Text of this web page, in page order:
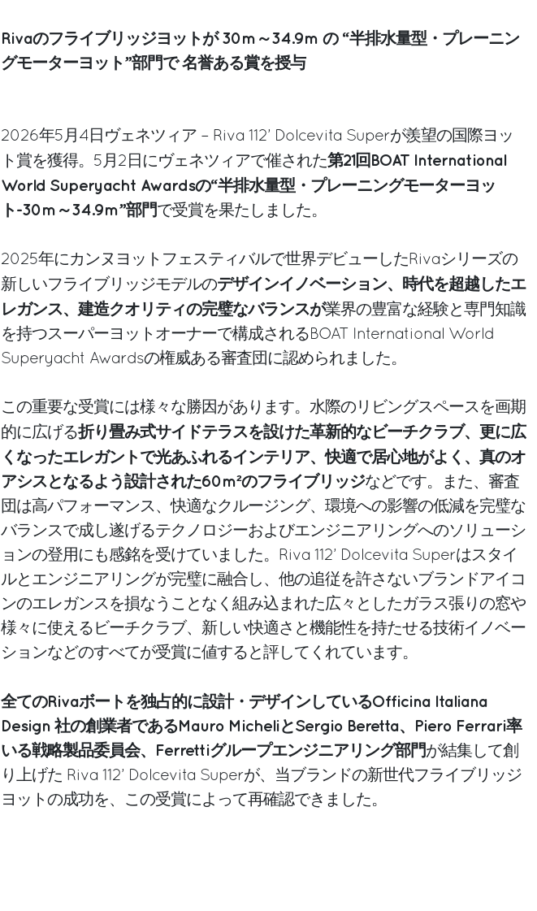
Rivaのフライブリッジヨットが 30m～34.9m の “半排水量型・プレーニン
グモーターヨット”部門で 名誉ある賞を授与
2026年5月4日ヴェネツィア – Riva 112’ Dolcevita Superが羨望の国際ヨッ
ト賞を獲得。5月2日にヴェネツィアで催された第21回BOAT International
World Superyacht Awardsの“半排水量型・プレーニングモーターヨッ
ト-30m～34.9m”部門で受賞を果たしました。
2025年にカンヌヨットフェスティバルで世界デビューしたRivaシリーズの
新しいフライブリッジモデルのデザインイノベーション、時代を超越したエ
レガンス、建造クオリティの完璧なバランスが業界の豊富な経験と専門知識
を持つスーパーヨットオーナーで構成されるBOAT International World
Superyacht Awardsの権威ある審査団に認められました。
この重要な受賞には様々な勝因があります。水際のリビングスペースを画期
的に広げる折り畳み式サイドテラスを設けた革新的なビーチクラブ、更に広
くなったエレガントで光あふれるインテリア、快適で居心地がよく、真のオ
アシスとなるよう設計された60m²のフライブリッジなどです。また、審査
団は高パフォーマンス、快適なクルージング、環境への影響の低減を完璧な
バランスで成し遂げるテクノロジーおよびエンジニアリングへのソリューシ
ョンの登用にも感銘を受けていました。Riva 112’ Dolcevita Superはスタイ
ルとエンジニアリングが完璧に融合し、他の追従を許さないブランドアイコ
ンのエレガンスを損なうことなく組み込まれた広々としたガラス張りの窓や
様々に使えるビーチクラブ、新しい快適さと機能性を持たせる技術イノベー
ションなどのすべてが受賞に値すると評してくれています。
全てのRivaボートを独占的に設計・デザインしているOfficina Italiana
Design 社の創業者であるMauro MicheliとSergio Beretta、Piero Ferrari率
いる戦略製品委員会、Ferrettiグループエンジニアリング部門が結集して創
り上げた Riva 112’ Dolcevita Superが、当ブランドの新世代フライブリッジ
ヨットの成功を、この受賞によって再確認できました。